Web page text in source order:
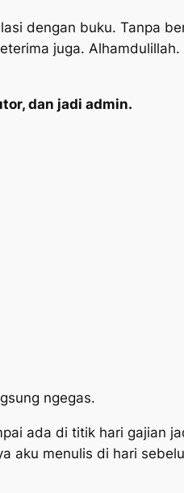
dengan buku. Tanpa
juga.
dan jadi admin.
ngegas.
ada di titik hari gajian
aku menulis di hari